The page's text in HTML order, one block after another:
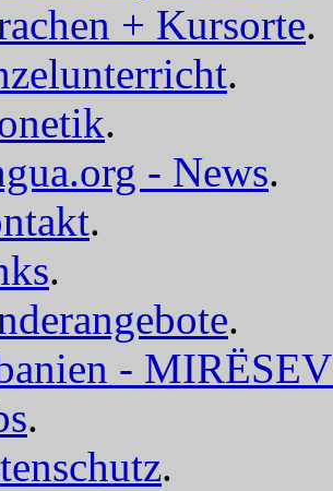
+ Kursorte.
.
.
- News.
.
.
.
-
.
.